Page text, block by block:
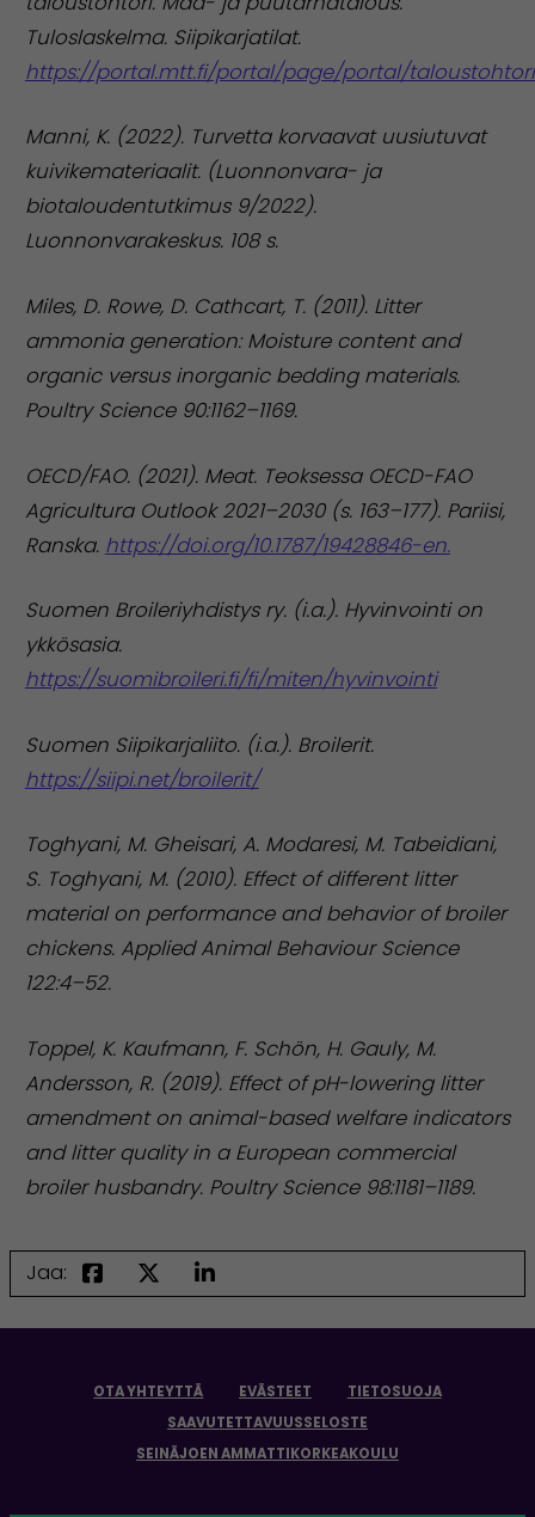
Tuloslaskelma. Siipikarjatilat.
https://portal.mtt.fi/portal/page/portal/
Manni, K. (2022). Turvetta korvaavat uusiutuvat
kuivikemateriaalit. (Luonnonvara- ja
biotaloudentutkimus 9/2022).
Luonnonvarakeskus. 108 s.
Miles, D. Rowe, D. Cathcart, T. (2011). Litter
ammonia generation: Moisture content and
organic versus inorganic bedding materials.
Poultry Science 90:1162–1169.
OECD/FAO. (2021). Meat. Teoksessa OECD-FAO
Agricultura Outlook 2021–2030 (s. 163–177). Pariisi,
Ranska. https://doi.org/10.1787/19428846-en.
Suomen Broileriyhdistys ry. (i.a.). Hyvinvointi on
ykkösasia.
https://suomibroileri.fi/fi/miten/hyvinvointi
Suomen Siipikarjaliito. (i.a.). Broilerit.
https://siipi.net/broilerit/
Toghyani, M. Gheisari, A. Modaresi, M. Tabeidiani,
S. Toghyani, M. (2010). Effect of different litter
material on performance and behavior of broiler
chickens. Applied Animal Behaviour Science
122:4–52.
Toppel, K. Kaufmann, F. Schön, H. Gauly, M.
Andersson, R. (2019). Effect of pH-lowering litter
amendment on animal-based welfare indicators
and litter quality in a European commercial
broiler husbandry. Poultry Science 98:1181–1189.
Jaa:
OTA YHTEYTTÄ EVÄSTEET
TIETOSUOJA
SAAVUTETTAVUUSSELOSTE
SEINÄJOEN AMMATTIKORKEAKOULU